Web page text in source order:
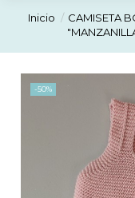
Inicio
CAMISETA
-50%